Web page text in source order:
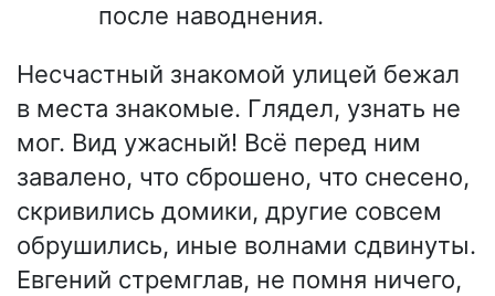
после наводнения.
Несчастный знакомой улицей бежал
в места знакомые. Глядел, узнать не
мог. Вид ужасный! Всё перед ним
завалено, что сброшено, что снесено,
скривились домики, другие совсем
обрушились, иные волнами сдвинуты.
Евгений стремглав, не помня ничего,